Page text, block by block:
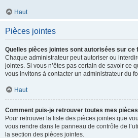
Haut
Pièces jointes
Quelles pièces jointes sont autorisées sur ce
Chaque administrateur peut autoriser ou
jointes. Si vous n’êtes pas certain de savoir ce
vous invitons à contacter un administrateur du
Haut
Comment puis-je retrouver toutes mes
Pour retrouver la liste des pièces jointes que
vous rendre dans le panneau de contrôle de
la section des pièces jointes.